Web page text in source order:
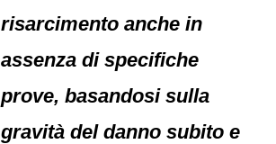
risarcimento anche in
assenza di specifiche
prove, basandosi sulla
gravità del danno subito e